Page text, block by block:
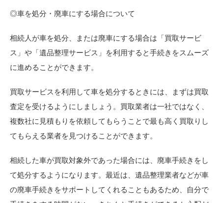
◎車を処分・廃車にする場合について
相続人が車を処分、または廃車にする場合は「買取サービ
ス」や「遺品整理サービス」を利用すると手続きをスムーズ
に進めることができます。
買取サービスを利用して車を処分するときには、まずは買取
査定を受けるようにしましょう。買取業者は一社ではなく、
複数社に見積もりを依頼してもらうことで最も高く買取りし
てもらえる業者を見つけることができます。
相続した車が買取対象外であった場合には、廃車手続きをし
て処分するようになります。最近は、遺品整理業者などが車
の廃車手続きをサポートしてくれることもあるため、自分で